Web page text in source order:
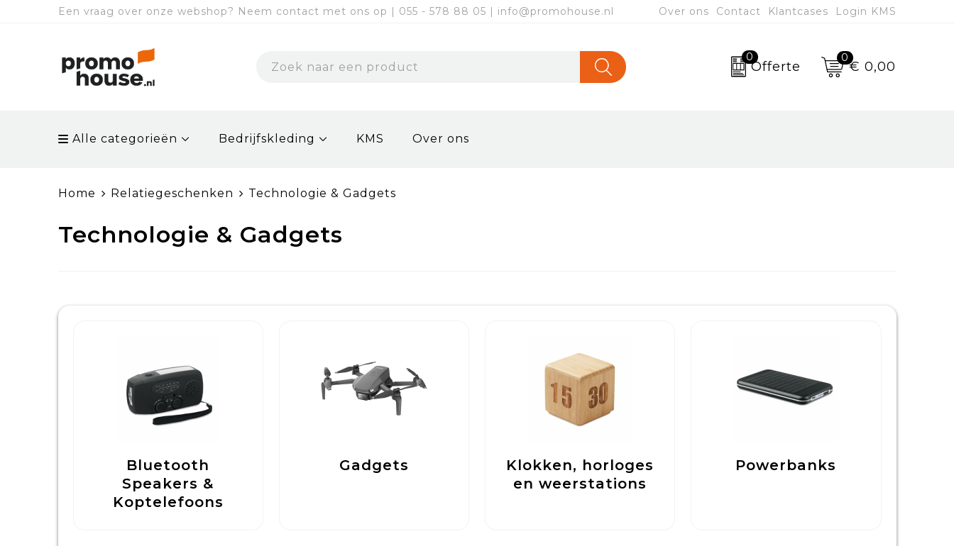
Een vraag over onze webshop? Neem contact met ons op | 055 - 578 88 05 | info@promohouse.nl Over ons Contact Klantcases Login KMS
0
Offerte
0
€ 0,00
Alle categorieën Bedrijfskleding KMS Over ons
Home Relatiegeschenken Technologie & Gadgets
Technologie & Gadgets
Bluetooth
Speakers &
Koptelefoons
Gadgets
Klokken, horloges
en weerstations
Powerbanks